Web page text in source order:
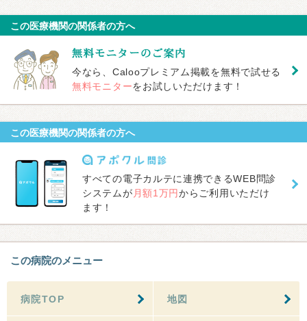
この医療機関の関係者の方へ
今なら、Calooプレミアム掲載を無料で試せる
無料モニターをお試しいただけます！
この医療機関の関係者の方へ
すべての電子カルテに連携できるWEB問診
システムが 月額1万円からご利用いただけ
ます！
この病院のメニュー
病院TOP 地図